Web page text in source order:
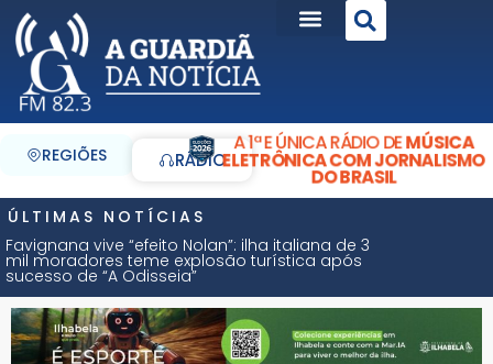
REGIÕES RÁDIO
A 1ª E ÚNICA RÁDIO DEMÚSICA
ELETRÔNICA COM JORNALISMO
DO BRASIL
ÚLTIMAS NOTÍCIAS
Favignana vive “efeito Nolan”: ilha italiana de 3
mil moradores teme explosão turística após
sucesso de “A Odisseia”